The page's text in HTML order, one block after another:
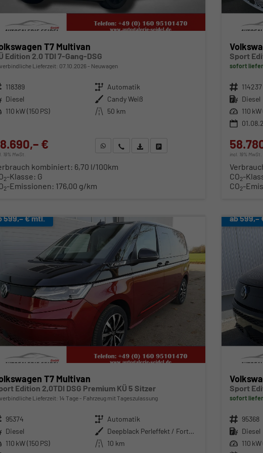
T7 Multivan
Edition 2.0 TDI 7-Gang-DSG
Lieferzeit: 07.10.2026 Neuwagen
118389 Getriebe Automatik
Diesel Außenfarbe Candy Weiß
110 kW (150 PS) Kilometerstand 50 km
€
19% MwSt.
WhatsApp anfragen
Wir rufen Sie anFahrzeugexposé (PDF)
kombiniert: 6,70 l/100km
2-Klasse: G
2-Emissionen: 176,00 g/km
Sport
sofort
Fahrzeugnr. 114237
Kraftstoff Diesel
Leistung 110
incl. 19% MwSt.
CO2-
CO2-
599,– € mtl.
T7 Multivan
Edition 2,0TDI DSG Premium KÜ 5 Sitzer
Lieferzeit: 14 Tage Fahrzeug mit Tageszulassung
95374 Getriebe Automatik
Diesel Außenfarbe
Deepblack Perleffekt / Fortanarot Met.
110 kW (150 PS) Kilometerstand 10 km
ab 599,–
Sport
sofort
Fahrzeugnr. 95368
Kraftstoff Diesel
Leistung 110